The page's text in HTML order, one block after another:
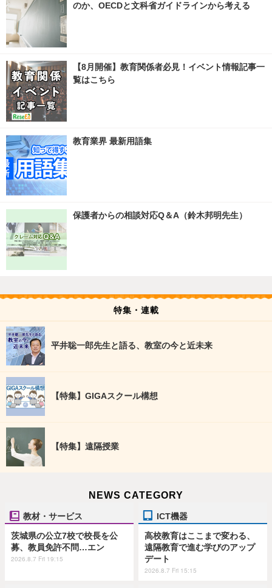
のか、OECDと文科省ガイドラインから考える
【8月開催】教育関係者必見！イベント情報記事一
覧はこちら
教育業界 最新用語集
保護者からの相談対応Q＆A（鈴木邦明先生）
特集・連載
平井聡一郎先生と語る、教室の今と近未来
【特集】GIGAスクール構想
【特集】遠隔授業
NEWS CATEGORY
教材・サービス
茨城県の公立7校で校長を公
募、教員免許不問…エン
2026.8.7 Fri 19:15
ICT機器
高校教育はここまで変わる、
遠隔教育で進む学びのアップ
デート
2026.8.7 Fri 15:15